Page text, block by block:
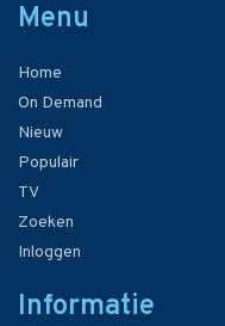
Menu
Home
On Demand
Nieuw
Populair
TV
Zoeken
Inloggen
Informatie